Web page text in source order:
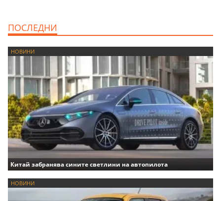
ПОСЛЕДНИ
НОВИНИ
Китай забранява сините светлини на автопилота
НОВИНИ